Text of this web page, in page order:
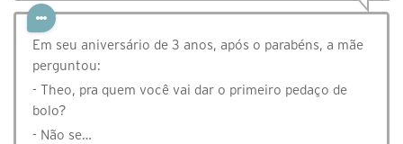
Em seu aniversário de 3 anos, após o parabéns, a mãe
perguntou:
- Theo, pra quem você vai dar o primeiro pedaço de
bolo?
- Não se…